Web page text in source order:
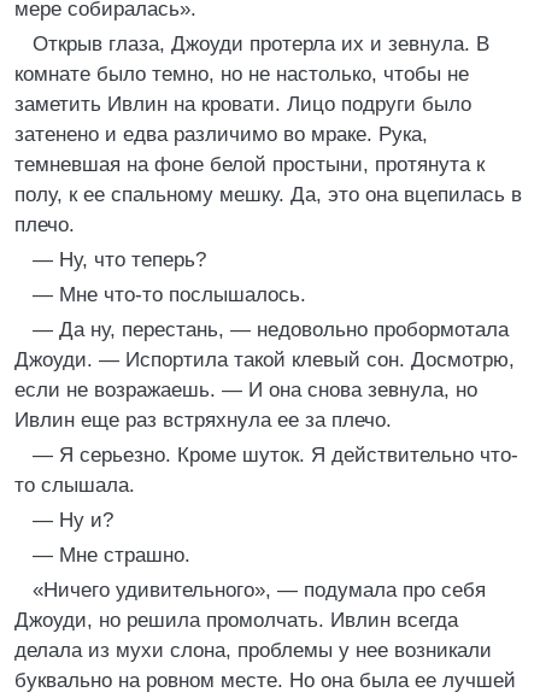
мере собиралась».
Открыв глаза, Джоуди протерла их и зевнула. В
комнате было темно, но не настолько, чтобы не
заметить Ивлин на кровати. Лицо подруги было
затенено и едва различимо во мраке. Рука,
темневшая на фоне белой простыни, протянута к
полу, к ее спальному мешку. Да, это она вцепилась в
плечо.
— Ну, что теперь?
— Мне что-то послышалось.
— Да ну, перестань, — недовольно пробормотала
Джоуди. — Испортила такой клевый сон. Досмотрю,
если не возражаешь. — И она снова зевнула, но
Ивлин еще раз встряхнула ее за плечо.
— Я серьезно. Кроме шуток. Я действительно что-
то слышала.
— Ну и?
— Мне страшно.
«Ничего удивительного», — подумала про себя
Джоуди, но решила промолчать. Ивлин всегда
делала из мухи слона, проблемы у нее возникали
буквально на ровном месте. Но она была ее лучшей